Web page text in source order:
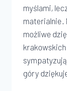
myślami,
materialnie.
możliwe
góry